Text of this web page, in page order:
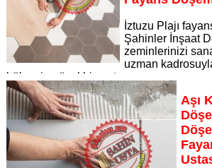
İztuzu Plajı
Şahinler İnşaat
zeminlerinizi
uzman
bölgesine özel hizmet sunuyor
Sayfaya Git
Aşı